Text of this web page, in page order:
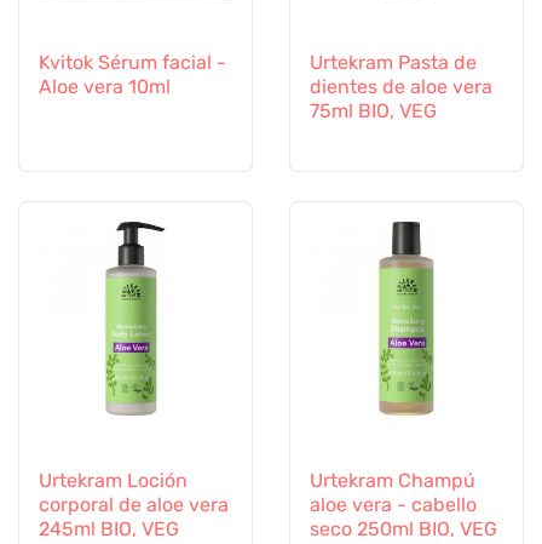
Kvitok Sérum facial -
Aloe vera 10ml
Urtekram Pasta de
dientes de aloe vera
75ml BIO, VEG
Urtekram Loción
corporal de aloe vera
245ml BIO, VEG
Urtekram Champú
aloe vera - cabello
seco 250ml BIO, VEG